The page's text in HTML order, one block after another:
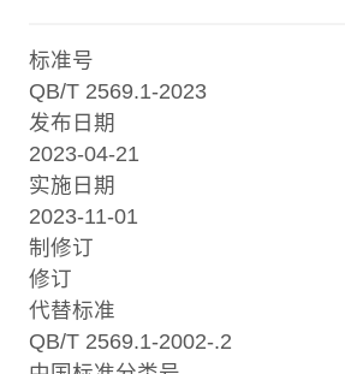
标准号
QB/T 2569.1-2023
发布日期
2023-04-21
实施日期
2023-11-01
制修订
修订
代替标准
QB/T 2569.1-2002-.2